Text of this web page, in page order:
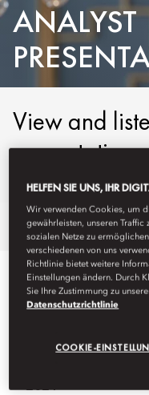
ANALYST
View and
presentations.
Erwerben Sie eine
ANNUAL
2024
HELFEN SIE UNS, IHR
Wir verwenden Cookies, um
gewährleisten, unseren
sozialen Netze zu
verschiedenen von uns
Richtlinie bietet weitere
Einstellungen ändern. Durch
Sie Ihre Zustimmung zu
Datenschutzrichtlinie
COOKIE-